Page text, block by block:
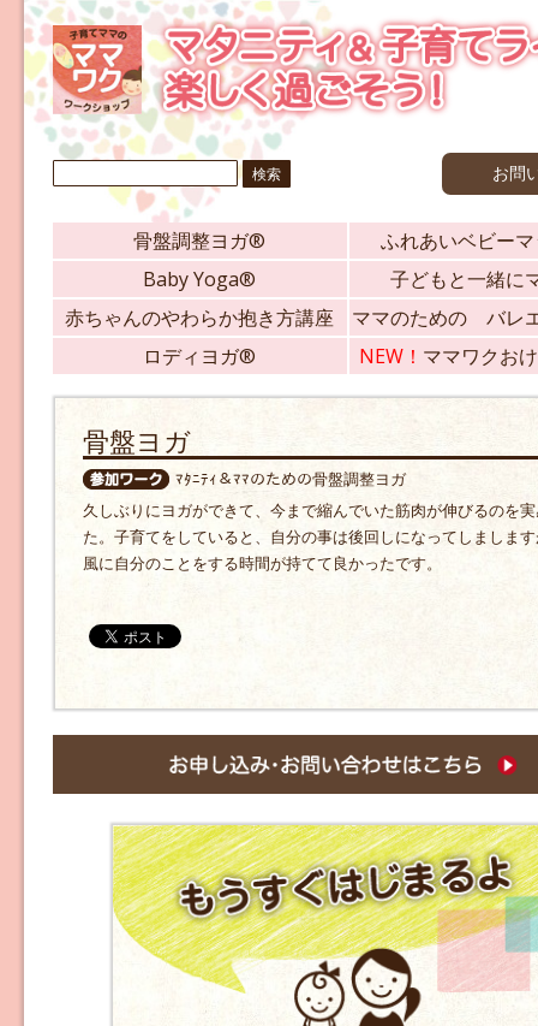
検
索: お問
骨盤調整ヨガ®
ふれあいベビー
Baby Yoga®
子どもと一緒に
赤ちゃんのやわらか抱き方講座
ママのための バレ
ロディヨガ®
NEW！ ママワクお
骨盤ヨガ
ﾏﾀﾆﾃｨ＆ﾏﾏのための骨盤調整ヨガ
久しぶりにヨガができて、今まで縮んでいた筋肉が伸びるのを
た。子育てをしていると、自分の事は後回しになってしましま
風に自分のことをする時間が持てて良かったです。